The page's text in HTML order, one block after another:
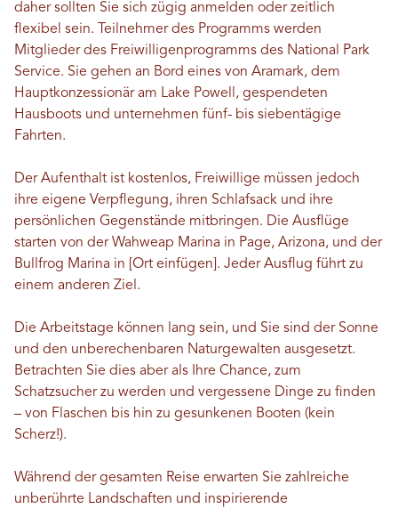
daher sollten Sie sich zügig anmelden oder zeitlich
flexibel sein. Teilnehmer des Programms werden
Mitglieder des Freiwilligenprogramms des National Park
Service. Sie gehen an Bord eines von Aramark, dem
Hauptkonzessionär am Lake Powell, gespendeten
Hausboots und unternehmen fünf- bis siebentägige
Fahrten.
Der Aufenthalt ist kostenlos, Freiwillige müssen jedoch
ihre eigene Verpflegung, ihren Schlafsack und ihre
persönlichen Gegenstände mitbringen. Die Ausflüge
starten von der Wahweap Marina in Page, Arizona, und der
Bullfrog Marina in [Ort einfügen]. Jeder Ausflug führt zu
einem anderen Ziel.
Die Arbeitstage können lang sein, und Sie sind der Sonne
und den unberechenbaren Naturgewalten ausgesetzt.
Betrachten Sie dies aber als Ihre Chance, zum
Schatzsucher zu werden und vergessene Dinge zu finden
– von Flaschen bis hin zu gesunkenen Booten (kein
Scherz!).
Während der gesamten Reise erwarten Sie zahlreiche
unberührte Landschaften und inspirierende